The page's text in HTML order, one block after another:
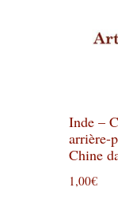
Inde –
arrière-
Chine
1,00€